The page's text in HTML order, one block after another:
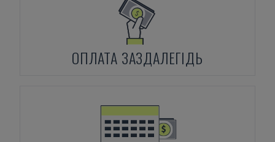
ОПЛАТА ЗАЗДАЛЕГІДЬ